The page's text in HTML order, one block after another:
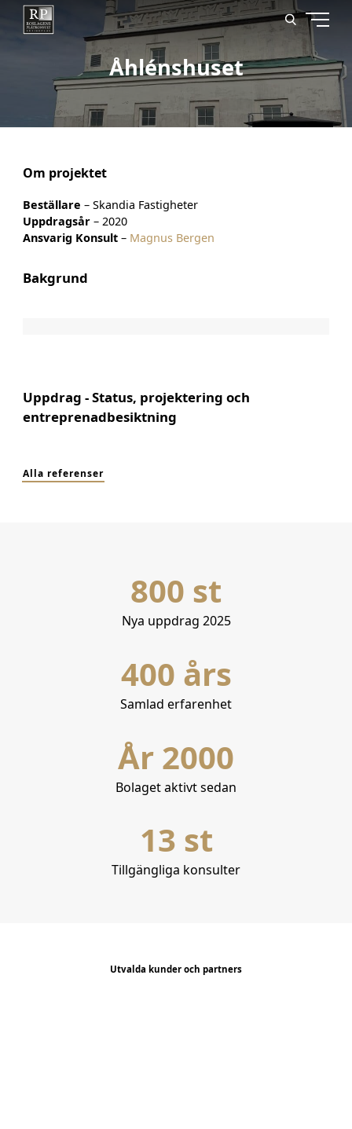
Åhlénshuset
Om projektet
Beställare – Skandia Fastigheter
Uppdragsår– 2020
Ansvarig Konsult​​​​​​​– Magnus Bergen
Bakgrund
Uppdrag - Status, projektering och
entreprenadbesiktning
Alla referenser
800 st
Nya uppdrag 2025
400 års
Samlad erfarenhet
År 2000
Bolaget aktivt sedan
13 st
Tillgängliga konsulter
Utvalda kunder och partners